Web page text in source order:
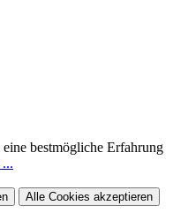
bestmögliche Erfahrung
Alle Cookies akzeptieren